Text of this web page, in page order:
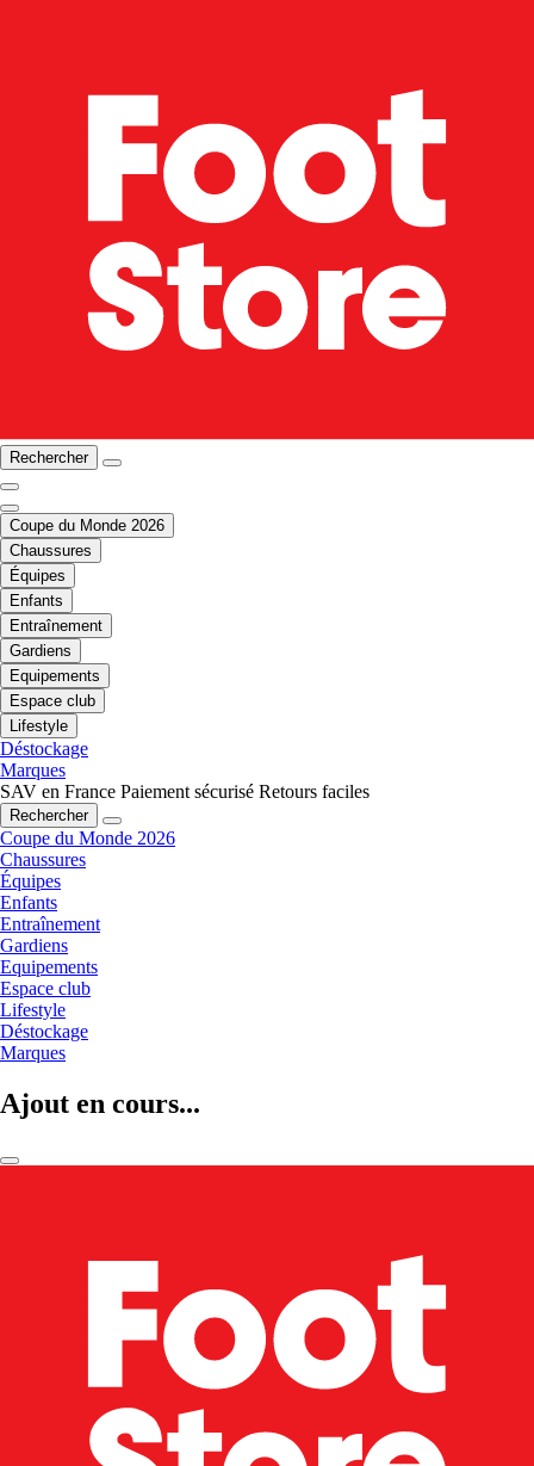
Rechercher
Coupe du Monde 2026
Chaussures
Équipes
Enfants
Entraînement
Gardiens
Equipements
Espace club
Lifestyle
Déstockage
Marques
SAV en France Paiement sécurisé Retours faciles
Rechercher
Coupe du Monde 2026
Chaussures
Équipes
Enfants
Entraînement
Gardiens
Equipements
Espace club
Lifestyle
Déstockage
Marques
Ajout en cours...